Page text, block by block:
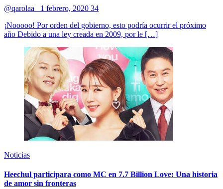
@qarolaa_ 1 febrero, 2020 34
¡Nooooo! Por orden del gobierno, esto podría ocurrir el próximo
año Debido a una ley creada en 2009, por le […]
Noticias
Heechul participara como MC en 7.7 Billion Love: Una historia
de amor sin fronteras